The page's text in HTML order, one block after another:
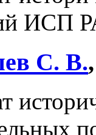
ИСП
С. В.,